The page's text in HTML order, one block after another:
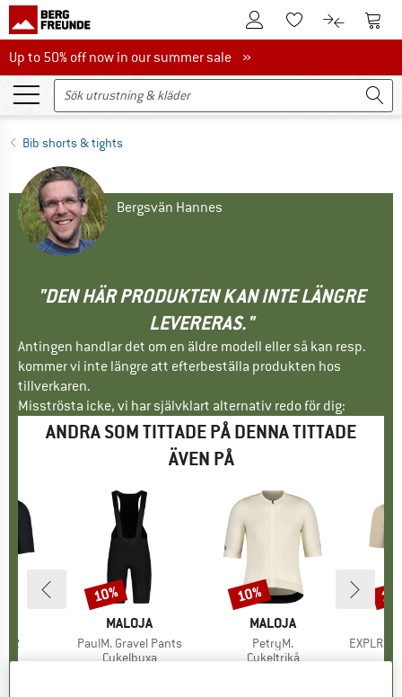
Till kundkontotTill minneslistan.
Till Till
Up to 50% off now in our summer sale
Up to 50% off now in our summer sale »
Bib shorts & tights
Bergsvän Hannes
"DEN HÄR PRODUKTEN KAN INTE LÄNGRE
LEVERERAS."
Antingen handlar det om en äldre modell eller så kan resp.
kommer vi inte längre att efterbeställa produkten hos
tillverkaren.
Misströsta icke, vi har självklart alternativ redo för dig:
ANDRA SOM TITTADE PÅ DENNA TITTADE
ÄVEN PÅ
2
VARUMÄRKE
MALOJA
Produkter
PaulM. Gravel Pants
Produktgrupp
Cykelbyxa
Rabatt
10%
VARUMÄRKE
MALOJA
Produkter
PetryM.
Produktgrupp
Cykeltrikå
Rabatt
10%
Produkter
EXPLR